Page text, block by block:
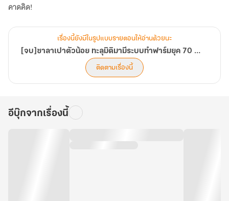
คาดคิด!
เรื่องนี้ยังมีในรูปแบบรายตอนให้อ่านด้วยนะ
[จบ]ซาลาเปาตัวน้อย ทะลุมิติมามีระบบทำฟาร์มยุค 70 จนร่ำรวย
ติดตามเรื่องนี้
อีบุ๊กจากเรื่องนี้